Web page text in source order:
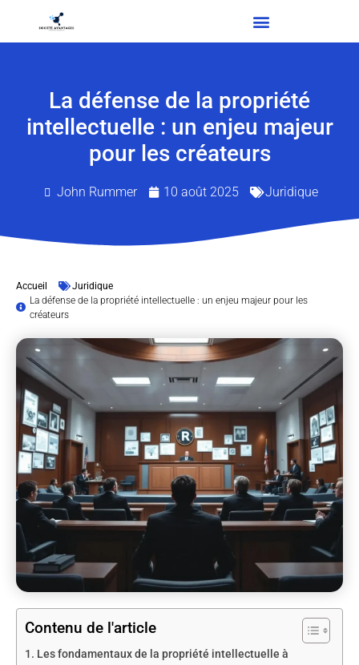
La défense de la propriété
intellectuelle : un enjeu majeur
pour les créateurs
John Rummer 10 août 2025 Juridique
Accueil
Juridique
La défense de la propriété intellectuelle : un enjeu majeur pour les
créateurs
Contenu de l'article
Les fondamentaux de la propriété intellectuelle à